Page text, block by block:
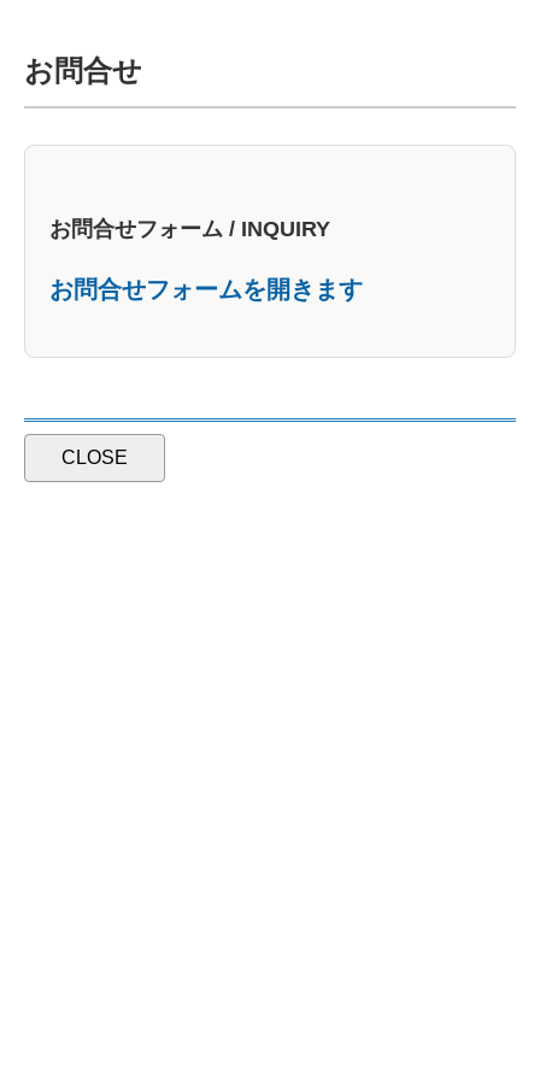
お問合せ
お問合せフォーム / INQUIRY
お問合せフォームを開きます